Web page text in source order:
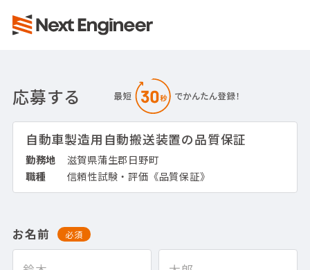
応募する
自動車製造用自動搬送装置の品質保証
勤務地
滋賀県蒲生郡日野町
職種
信頼性試験・評価《品質保証》
お名前 必須